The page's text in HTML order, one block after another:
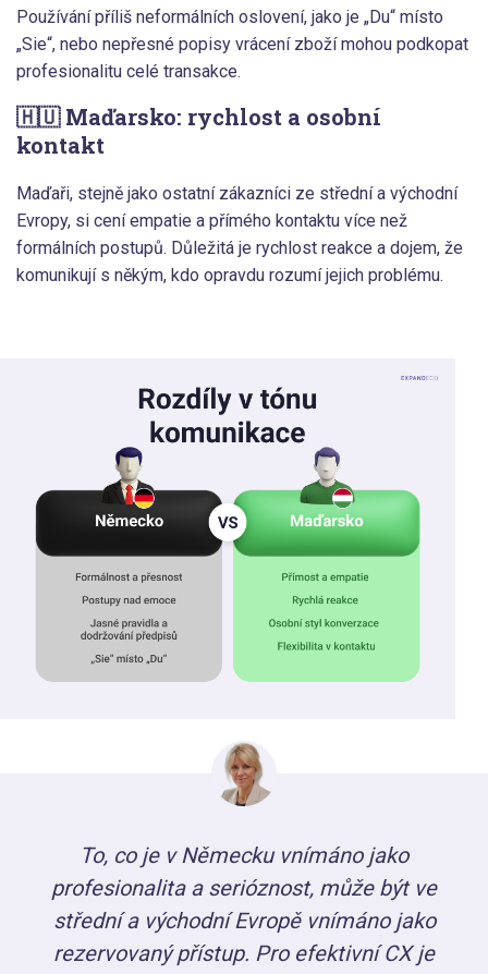
Používání příliš neformálních oslovení, jako je „Du“ místo
„Sie“, nebo nepřesné popisy vrácení zboží mohou podkopat
profesionalitu celé transakce.
🇭🇺 Maďarsko: rychlost a osobní
kontakt
Maďaři, stejně jako ostatní zákazníci ze střední a východní
Evropy, si cení empatie a přímého kontaktu více než
formálních postupů. Důležitá je rychlost reakce a dojem, že
komunikují s někým, kdo opravdu rozumí jejich problému.
To, co je v Německu vnímáno jako
profesionalita a serióznost, může být ve
střední a východní Evropě vnímáno jako
rezervovaný přístup. Pro efektivní CX je